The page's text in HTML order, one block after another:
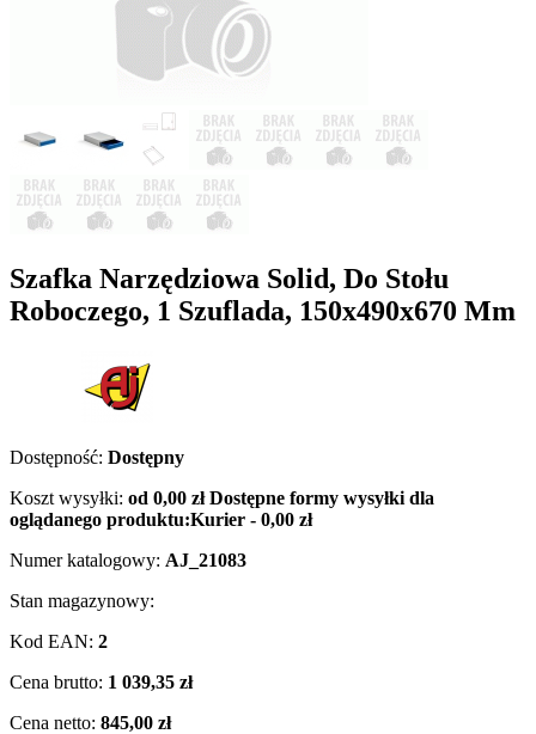
Szafka Narzędziowa Solid, Do Stołu
Roboczego, 1 Szuflada, 150x490x670 Mm
Dostępność: Dostępny
Koszt wysyłki: od 0,00 złDostępne formy wysyłki dla
oglądanego produktu:Kurier - 0,00 zł
Numer katalogowy: AJ_21083
Stan magazynowy:
Kod EAN: 2
Cena brutto: 1 039,35 zł
Cena netto: 845,00 zł